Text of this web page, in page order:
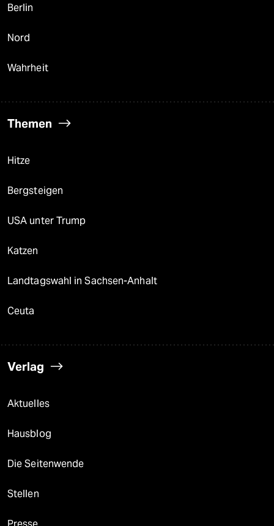
Berlin
Nord
Wahrheit
Themen
Hitze
Bergsteigen
USA unter Trump
Katzen
Landtagswahl in Sachsen-Anhalt
Ceuta
Verlag
Aktuelles
Hausblog
Die Seitenwende
Stellen